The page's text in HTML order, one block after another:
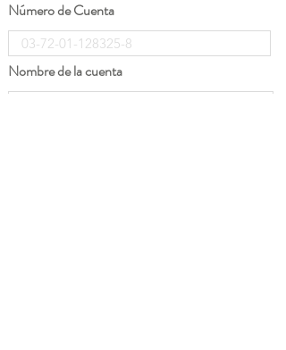
Número de Cuenta
Nombre de la cuenta